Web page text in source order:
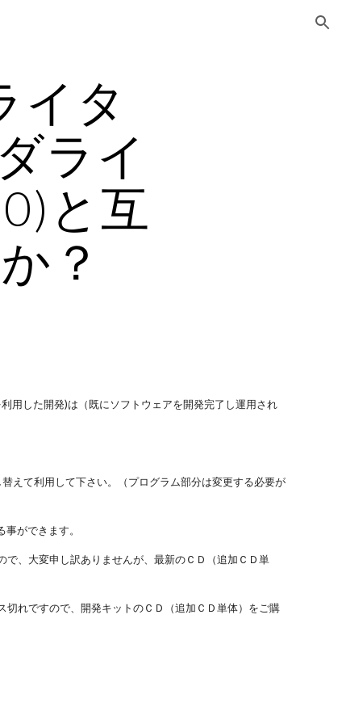
イタ
ライ
と互
？
用した開発)は（既にソフトウェアを開発完了し運用され
えて利用して下さい。（プログラム部分は変更する必要が
ができます。
、大変申し訳ありませんが、最新のＣＤ（追加ＣＤ単
れですので、開発キットのＣＤ（追加ＣＤ単体）をご購